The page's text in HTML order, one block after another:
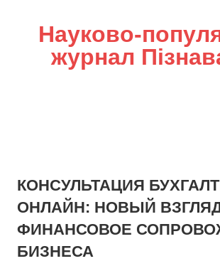
Науково-
журнал
КОНСУЛЬТАЦИЯ
ОНЛАЙН: НОВЫЙ
ФИНАНСОВОЕ
БИЗНЕСА